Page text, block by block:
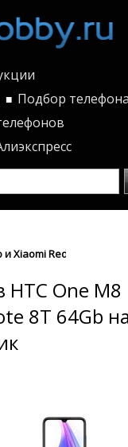
■ Подбор
Xiaomi Redmi Note 8T
One M8
8T 64Gb